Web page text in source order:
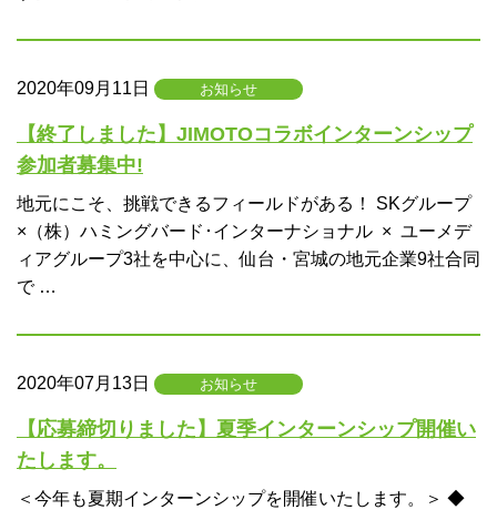
2020年09月11日 お知らせ
【終了しました】JIMOTOコラボインターンシップ
参加者募集中!
地元にこそ、挑戦できるフィールドがある！ SKグループ
×（株）ハミングバード･インターナショナル × ユーメデ
ィアグループ3社を中心に、仙台・宮城の地元企業9社合同
で …
2020年07月13日 お知らせ
【応募締切りました】夏季インターンシップ開催い
たします。
＜今年も夏期インターンシップを開催いたします。＞ ◆